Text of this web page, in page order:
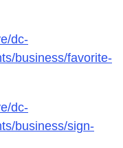
dc-
business/favorite-
dc-
business/sign-